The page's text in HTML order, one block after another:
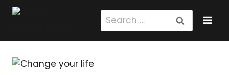
Skip
Search
for: